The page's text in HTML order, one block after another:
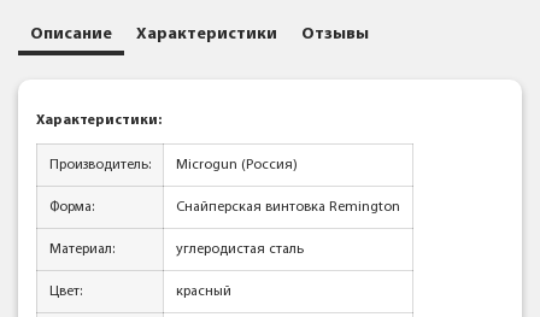
Описание Характеристики Отзывы
Характеристики:
Производитель: Microgun (Россия)
Форма: Снайперская винтовка Remington
Материал: углеродистая сталь
Цвет: красный